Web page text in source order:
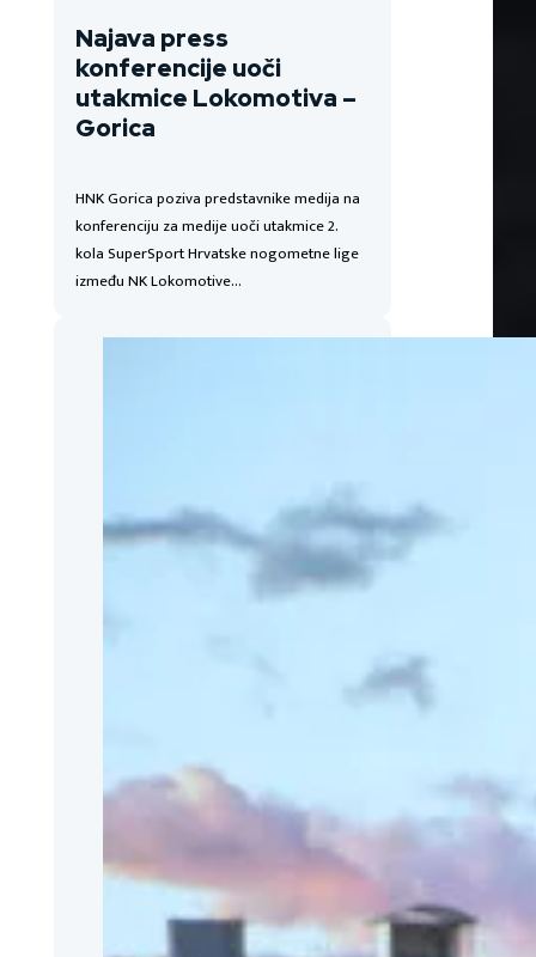
Najava press
konferencije uoči
utakmice Lokomotiva –
Gorica
HNK Gorica poziva predstavnike medija na
konferenciju za medije uoči utakmice 2.
kola SuperSport Hrvatske nogometne lige
između NK Lokomotive…